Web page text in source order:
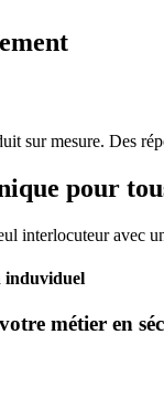
sur mesure. Des
pour
interlocuteur avec
induviduel
métier en